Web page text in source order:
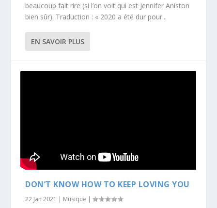
beaucoup fait rire (si l’on voit qui est Jennifer Aniston
bien sûr). Traduction : « 2020 a été dur pour...
EN SAVOIR PLUS
DON’T KNOW HOW TO KEEP LOVING YOU
22 Jan 2021 | Musique |